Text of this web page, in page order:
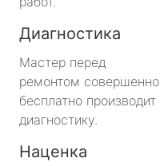
Диагностика
Мастер перед
ремонтом совершенно
бесплатно производит
диагностику.
Наценка